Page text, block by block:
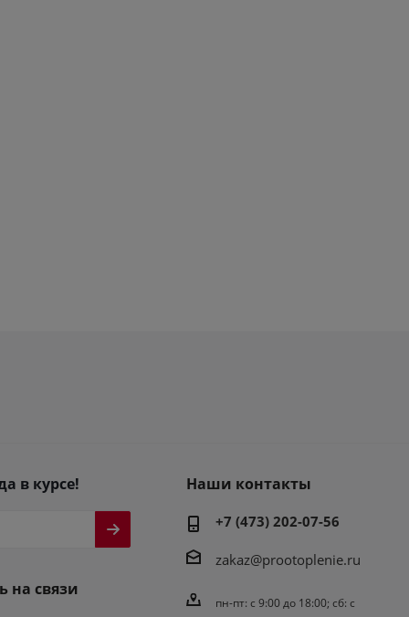
в курсе!
на связи
Наши контакты
+7 (473) 202-07-56
zakaz@prootoplenie.ru
пн-пт: c 9:00 до 18:00; сб: с